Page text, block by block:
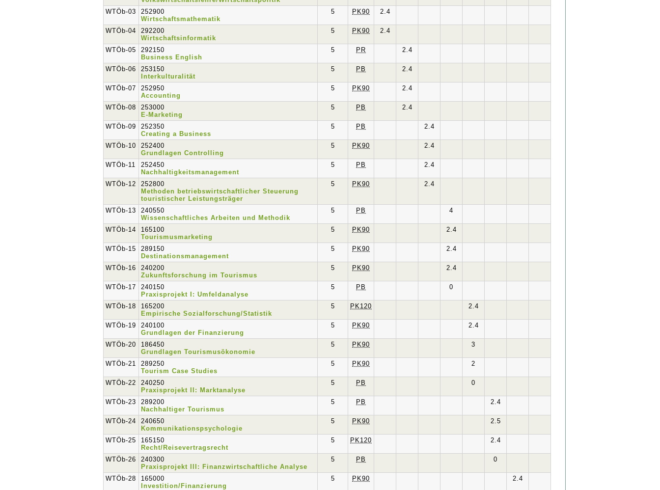
WTÖb-03
252900
Wirtschaftsmathematik
5 PK90 2.4
WTÖb-04
292200
Wirtschaftsinformatik
5 PK90 2.4
WTÖb-05
292150
Business English
5 PR 2.4
WTÖb-06
253150
Interkulturalität
5 PB 2.4
WTÖb-07
252950
Accounting
5 PK90 2.4
WTÖb-08
253000
E-Marketing
5 PB 2.4
WTÖb-09
252350
Creating a Business
5 PB 2.4
WTÖb-10
252400
Grundlagen Controlling
5 PK90 2.4
WTÖb-11
252450
Nachhaltigkeitsmanagement
5 PB 2.4
WTÖb-12
252800
Methoden betriebswirtschaftlicher Steuerung
touristischer Leistungsträger
5 PK90 2.4
WTÖb-13
240550
Wissenschaftliches Arbeiten und Methodik
5 PB 4
WTÖb-14
165100
Tourismusmarketing
5 PK90 2.4
WTÖb-15
289150
Destinationsmanagement
5 PK90 2.4
WTÖb-16
240200
Zukunftsforschung im Tourismus
5 PK90 2.4
WTÖb-17
240150
Praxisprojekt I: Umfeldanalyse
5 PB 0
WTÖb-18
165200
Empirische Sozialforschung/Statistik
5 PK120 2.4
WTÖb-19
240100
Grundlagen der Finanzierung
5 PK90 2.4
WTÖb-20
186450
Grundlagen Tourismusökonomie
5 PK90 3
WTÖb-21
289250
Tourism Case Studies
5 PK90 2
WTÖb-22
240250
Praxisprojekt II: Marktanalyse
5 PB 0
WTÖb-23
289200
Nachhaltiger Tourismus
5 PB 2.4
WTÖb-24
240650
Kommunikationspsychologie
5 PK90 2.5
WTÖb-25
165150
Recht/Reisevertragsrecht
5 PK120 2.4
WTÖb-26
240300
Praxisprojekt III: Finanzwirtschaftliche Analyse
5 PB 0
WTÖb-28
165000
Investition/Finanzierung
5 PK90 2.4